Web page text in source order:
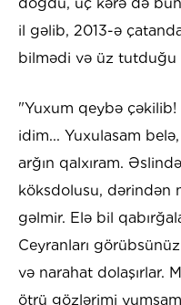
il gəlib, 2013-ə
bilmədi və üz tutduğu
"Yuxum qeybə çəkilib!
idim... Yuxulasam
arğın qalxıram.
köksdolusu, dərindən
gəlmir. Elə bil
Ceyranları
və narahat dolaşırlar.
ötrü gözlərimi